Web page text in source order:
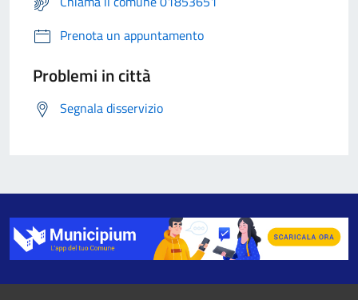
Prenota un appuntamento
Problemi in città
Segnala disservizio